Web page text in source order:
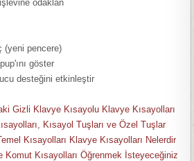
odaklan
(yeni pencere)
göster
desteğini etkinleştir
Gizli Klavye Kısayolu Klavye Kısayolları
Kısayol Tuşları ve Özel Tuşlar
Kısayolları Klavye Kısayolları Nelerdir
Komut Kısayolları Öğrenmek İsteyeceğiniz